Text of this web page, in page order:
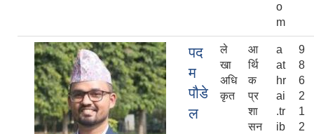
o
m
पद
म
पौडे
ल
ले
खा
अधि
कृत
आ
र्थि
क
प्र
शा
सन
a
at
hr
ai
.tr
ib
9
8
6
2
1
2